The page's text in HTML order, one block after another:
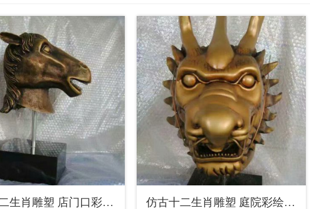
抽象十二生肖雕塑 店门口彩绘雕塑 步行街摆件 仿古十二生肖雕塑 庭院彩绘雕塑 田间小品